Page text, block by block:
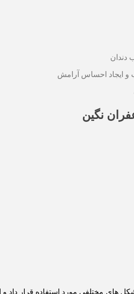
دندان
ایجاد احساس آرامش
نگین
های مختلفی مورد استفاده قرار داد